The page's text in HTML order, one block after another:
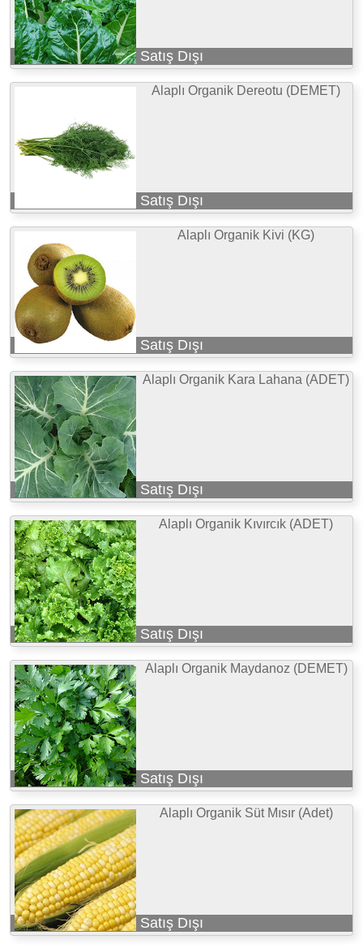
Satış Dışı
Alaplı Organik Dereotu (DEMET)
Satış Dışı
Alaplı Organik Kivi (KG)
Satış Dışı
Alaplı Organik Kara Lahana (ADET)
Satış Dışı
Alaplı Organik Kıvırcık (ADET)
Satış Dışı
Alaplı Organik Maydanoz (DEMET)
Satış Dışı
Alaplı Organik Süt Mısır (Adet)
Satış Dışı